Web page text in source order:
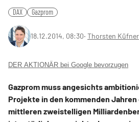
DAX Gazprom
18.12.2014, 08:30‧ Thorsten Küfner
DER AKTIONÄR bei Google bevorzugen
Gazprom muss angesichts
Projekte in den kommenden
mittleren zweistelligen